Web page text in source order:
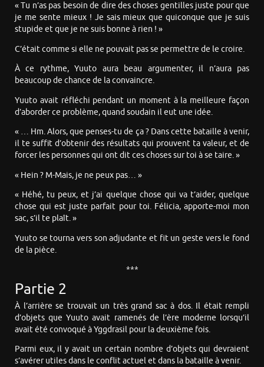
« Tu n’as pas besoin de dire des choses gentilles juste pour que
je me sente mieux ! Je sais mieux que quiconque que je suis
stupide et que je ne suis bonne à rien ! »
C’était comme si elle ne pouvait pas se permettre de le croire.
À ce rythme, Yuuto aura beau argumenter, il n’aura pas
beaucoup de chance de la convaincre.
Yuuto avait réfléchi pendant un moment à la meilleure façon
d’aborder ce problème, quand soudain il eut une idée.
« … Hm. Alors, que penses-tu de ça ? Dans cette bataille à venir,
il te suffit d’obtenir des résultats qui prouvent ta valeur, et de
forcer les personnes qui ont dit ces choses sur toi à se taire. »
« Hein ? M-Mais, je ne peux pas… »
« Héhé, tu peux, et j’ai quelque chose qui va t’aider, quelque
chose qui est juste parfait pour toi. Félicia, apporte-moi mon
sac, s’il te plaît. »
Yuuto se tourna vers son adjudante et fit un geste vers le fond
de la pièce.
***
Partie 2
À l’arrière se trouvait un très grand sac à dos. Il était rempli
d’objets que Yuuto avait ramenés de l’ère moderne lorsqu’il
avait été convoqué à Yggdrasil pour la deuxième fois.
Parmi eux, il y avait un certain nombre d’objets qui devraient
s’avérer utiles dans le conflit actuel et dans la bataille à venir.